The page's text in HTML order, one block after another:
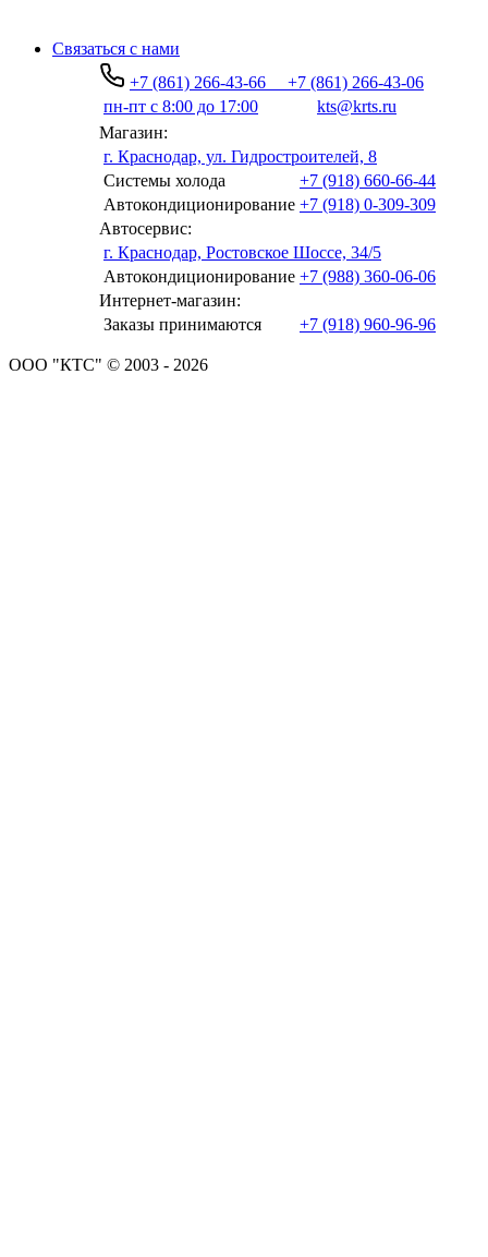
Связаться с нами
+7 (861) 266-43-66
+7 (861) 266-43-06
пн-пт с 8:00 до 17:00
kts@krts.ru
Магазин:
г. Краснодар, ул. Гидростроителей, 8
Системы холода
+7 (918) 660-66-44
Автокондиционирование +7 (918) 0-309-309
Автосервис:
г. Краснодар, Ростовское Шоссе, 34/5
Автокондиционирование +7 (988) 360-06-06
Интернет-магазин:
Заказы принимаются
+7 (918) 960-96-96
ООО "КТС" © 2003 - 2026